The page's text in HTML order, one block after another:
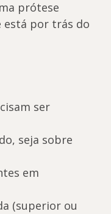
prótese
está por trás do
ser
seja sobre
em
(superior ou